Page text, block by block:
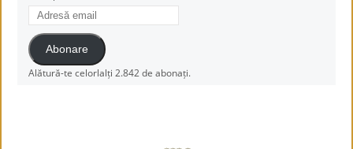
Adresă
email
Abonare
Alătură-te celorlalți 2.842 de abonați.